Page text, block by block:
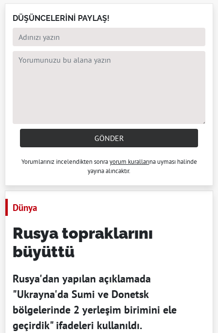
DÜŞÜNCELERİNİ PAYLAŞ!
GÖNDER
Yorumlarınız incelendikten sonrayorum kurallarına uyması halinde
yayına alıncaktır.
Dünya
Rusya topraklarını
büyüttü
Rusya'dan yapılan açıklamada
"Ukrayna'da Sumi ve Donetsk
bölgelerinde 2 yerleşim birimini ele
geçirdik" ifadeleri kullanıldı.